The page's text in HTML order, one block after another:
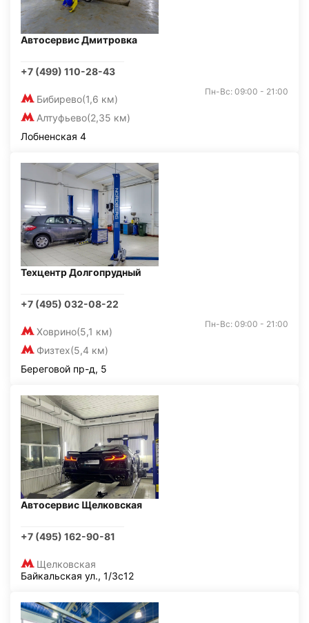
Автосервис Дмитровка
+7 (499) 110-28-43
Бибирево(1,6 км)
Алтуфьево(2,35 км)
Пн-Вс: 09:00 - 21:00
Лобненская 4
Техцентр Долгопрудный
+7 (495) 032-08-22
Ховрино(5,1 км)
Физтех(5,4 км)
Пн-Вс: 09:00 - 21:00
Береговой пр-д, 5
Автосервис Щелковская
+7 (495) 162-90-81
Щелковская
Байкальская ул., 1/3с12